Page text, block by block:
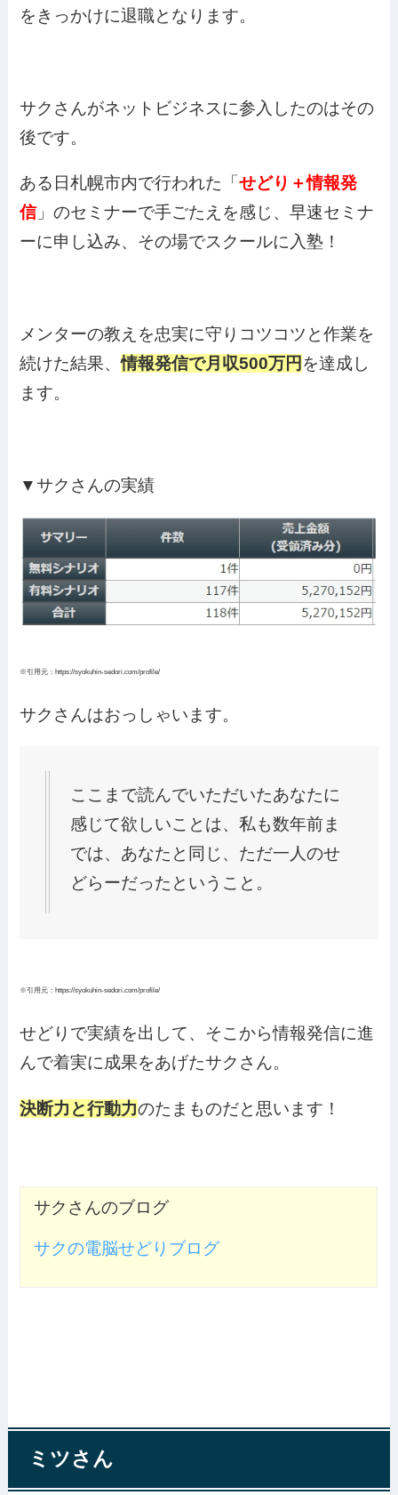
をきっかけに退職となります。
サクさんがネットビジネスに参入したのはその
後です。
ある日札幌市内で行われた「せどり＋情報発
信」のセミナーで手ごたえを感じ、早速セミナ
ーに申し込み、その場でスクールに入塾！
メンターの教えを忠実に守りコツコツと作業を
続けた結果、情報発信で月収500万円 を達成し
ます。
▼サクさんの実績
※引用元：https://syokuhin-sedori.com/profile/
サクさんはおっしゃいます。
ここまで読んでいただいたあなたに
感じて欲しいことは、私も数年前ま
では、あなたと同じ、ただ一人のせ
どらーだったということ。
※引用元：https://syokuhin-sedori.com/profile/
せどりで実績を出して、そこから情報発信に進
んで着実に成果をあげたサクさん。
決断力と行動力のたまものだと思います！
サクさんのブログ
サクの電脳せどりブログ
ミツさん